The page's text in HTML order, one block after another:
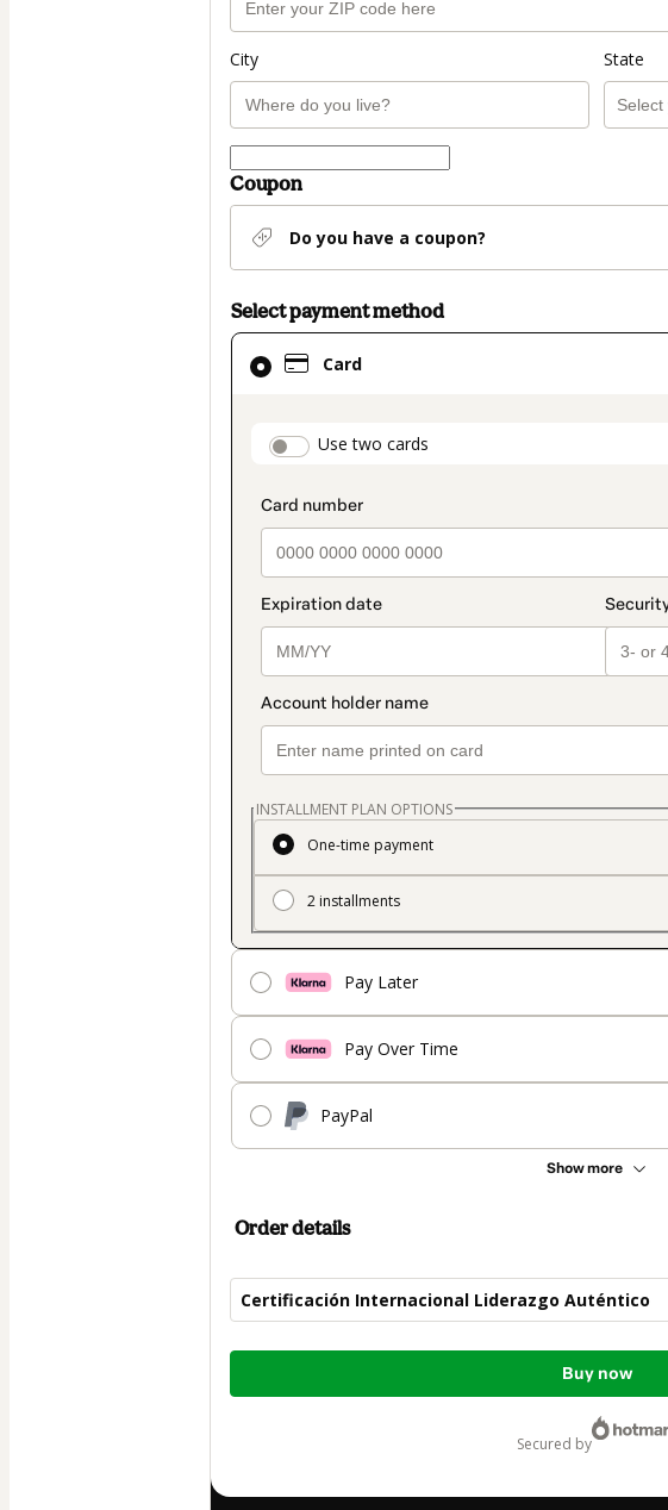
City State
Coupon
Do you have a coupon?
Select payment method
Card
payment_data.section_title_v2
Use two cards
INSTALLMENT PLAN OPTIONS
One-time payment
2 installments
Pay Later
Pay Over Time
PayPal
Show more
Card
selected
method
Order details
Certificación Internacional Liderazgo Auténtico
Total
Buy now
secured by